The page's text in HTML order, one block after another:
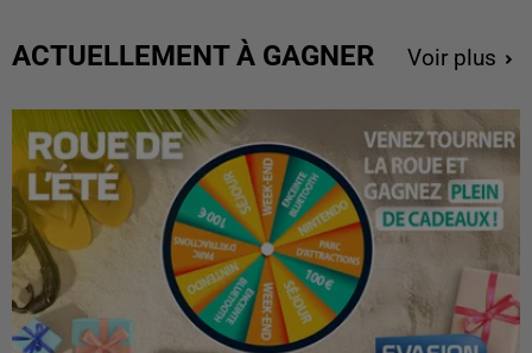
ACTUELLEMENT À GAGNER Voir plus